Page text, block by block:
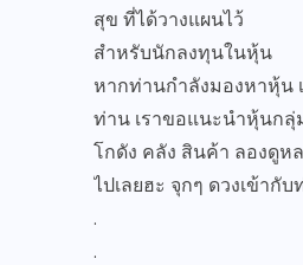
สุข ที่ได้วางแผนไว้
สำหรับนักลงทุนในหุ้น
หากท่านกำลังมองหาหุ้น
ท่าน เราขอแนะนำหุ้นก
โกดัง คลัง สินค้า ลองดูห
ไปเลยฮะ จุกๆ ดวงเข้ากั
.
.